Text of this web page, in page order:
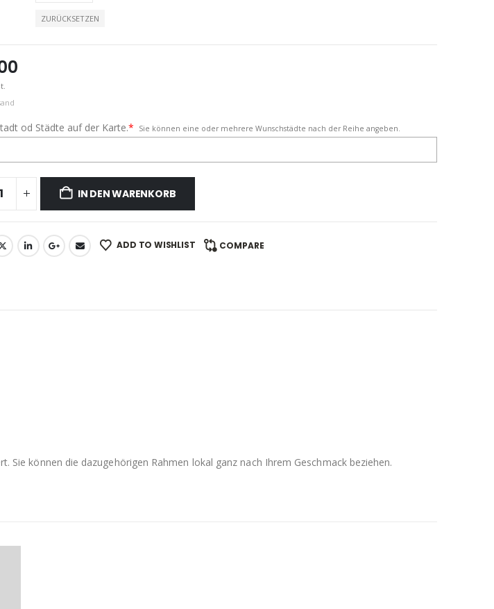
ZURÜCKSETZEN
od Städte auf der Karte.* Sie können eine oder mehrere Wunschstädte nach der Reihe angeben.
IN DEN WARENKORB
ADD TO WISHLIST COMPARE
können die dazugehörigen Rahmen lokal ganz nach Ihrem Geschmack beziehen.